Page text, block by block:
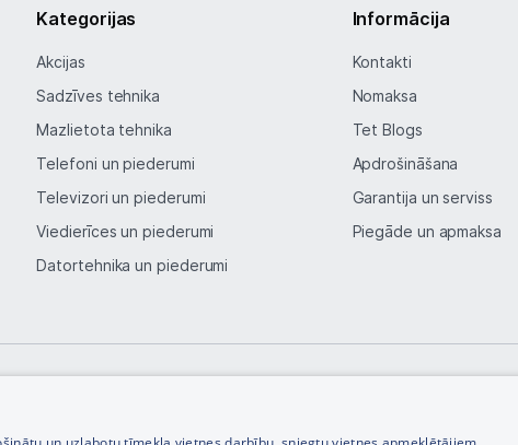
Piegāde un apmaksa
Tehnikas izvešana
Uzņēmumiem
Tet pakalpojumi
Informācija
Kategorijas
Akcijas
Sadzīves tehnika
Mazlietota tehnika
Telefoni un piederumi
Televizori un piederumi
Viedierīces un piederumi
Datortehnika un piederumi
Informācija
Kontakti
Nomaksa
Tet Blogs
Apdrošināšana
Garantija un serviss
Piegāde un apmaksa